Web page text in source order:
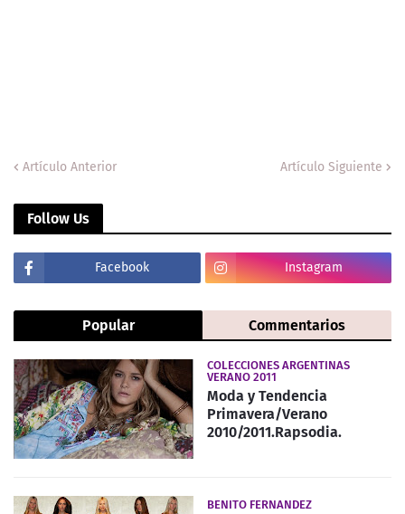
Artículo Anterior Artículo Siguiente
Follow Us
Facebook Instagram
Popular Commentarios
COLECCIONES ARGENTINAS
VERANO 2011
Moda y Tendencia
Primavera/Verano
2010/2011.Rapsodia.
BENITO FERNANDEZ